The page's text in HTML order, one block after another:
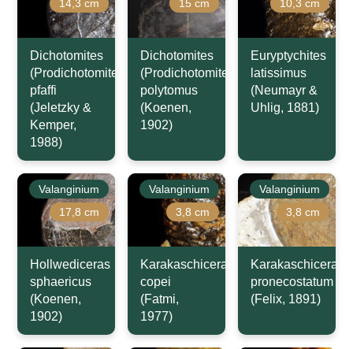
14,3 cm
Dichotomites
(Prodichotomites)
pfaffi
(Jeletzky &
Kemper,
1988)
15 cm
Dichotomites
(Prodichotomites)
polytomus
(Koenen,
1902)
10,3 cm
Euryptychites
latissimus
(Neumayr &
Uhlig, 1881)
Valanginium
17,8 cm
Hollwediceras
sphaericus
(Koenen,
1902)
Valanginium
3,8 cm
Karakaschiceras
copei
(Fatmi,
1977)
Valanginium
3,8 cm
Karakaschiceras
pronecostatum
(Felix, 1891)